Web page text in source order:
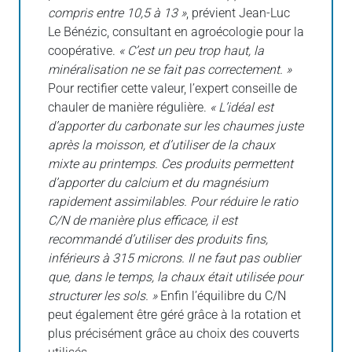
compris entre 10,5 à 13 », prévient Jean-Luc
Le Bénézic, consultant en agroécologie pour la
coopérative. « C’est un peu trop haut, la
minéralisation ne se fait pas correctement. »
Pour rectifier cette valeur, l’expert conseille de
chauler de manière régulière. « L’idéal est
d’apporter du carbonate sur les chaumes juste
après la moisson, et d’utiliser de la chaux
mixte au printemps. Ces produits permettent
d’apporter du calcium et du magnésium
rapidement assimilables. Pour réduire le ratio
C/N de manière plus efficace, il est
recommandé d’utiliser des produits fins,
inférieurs à 315 microns. Il ne faut pas oublier
que, dans le temps, la chaux était utilisée pour
structurer les sols. » Enfin l’équilibre du C/N
peut également être géré grâce à la rotation et
plus précisément grâce au choix des couverts